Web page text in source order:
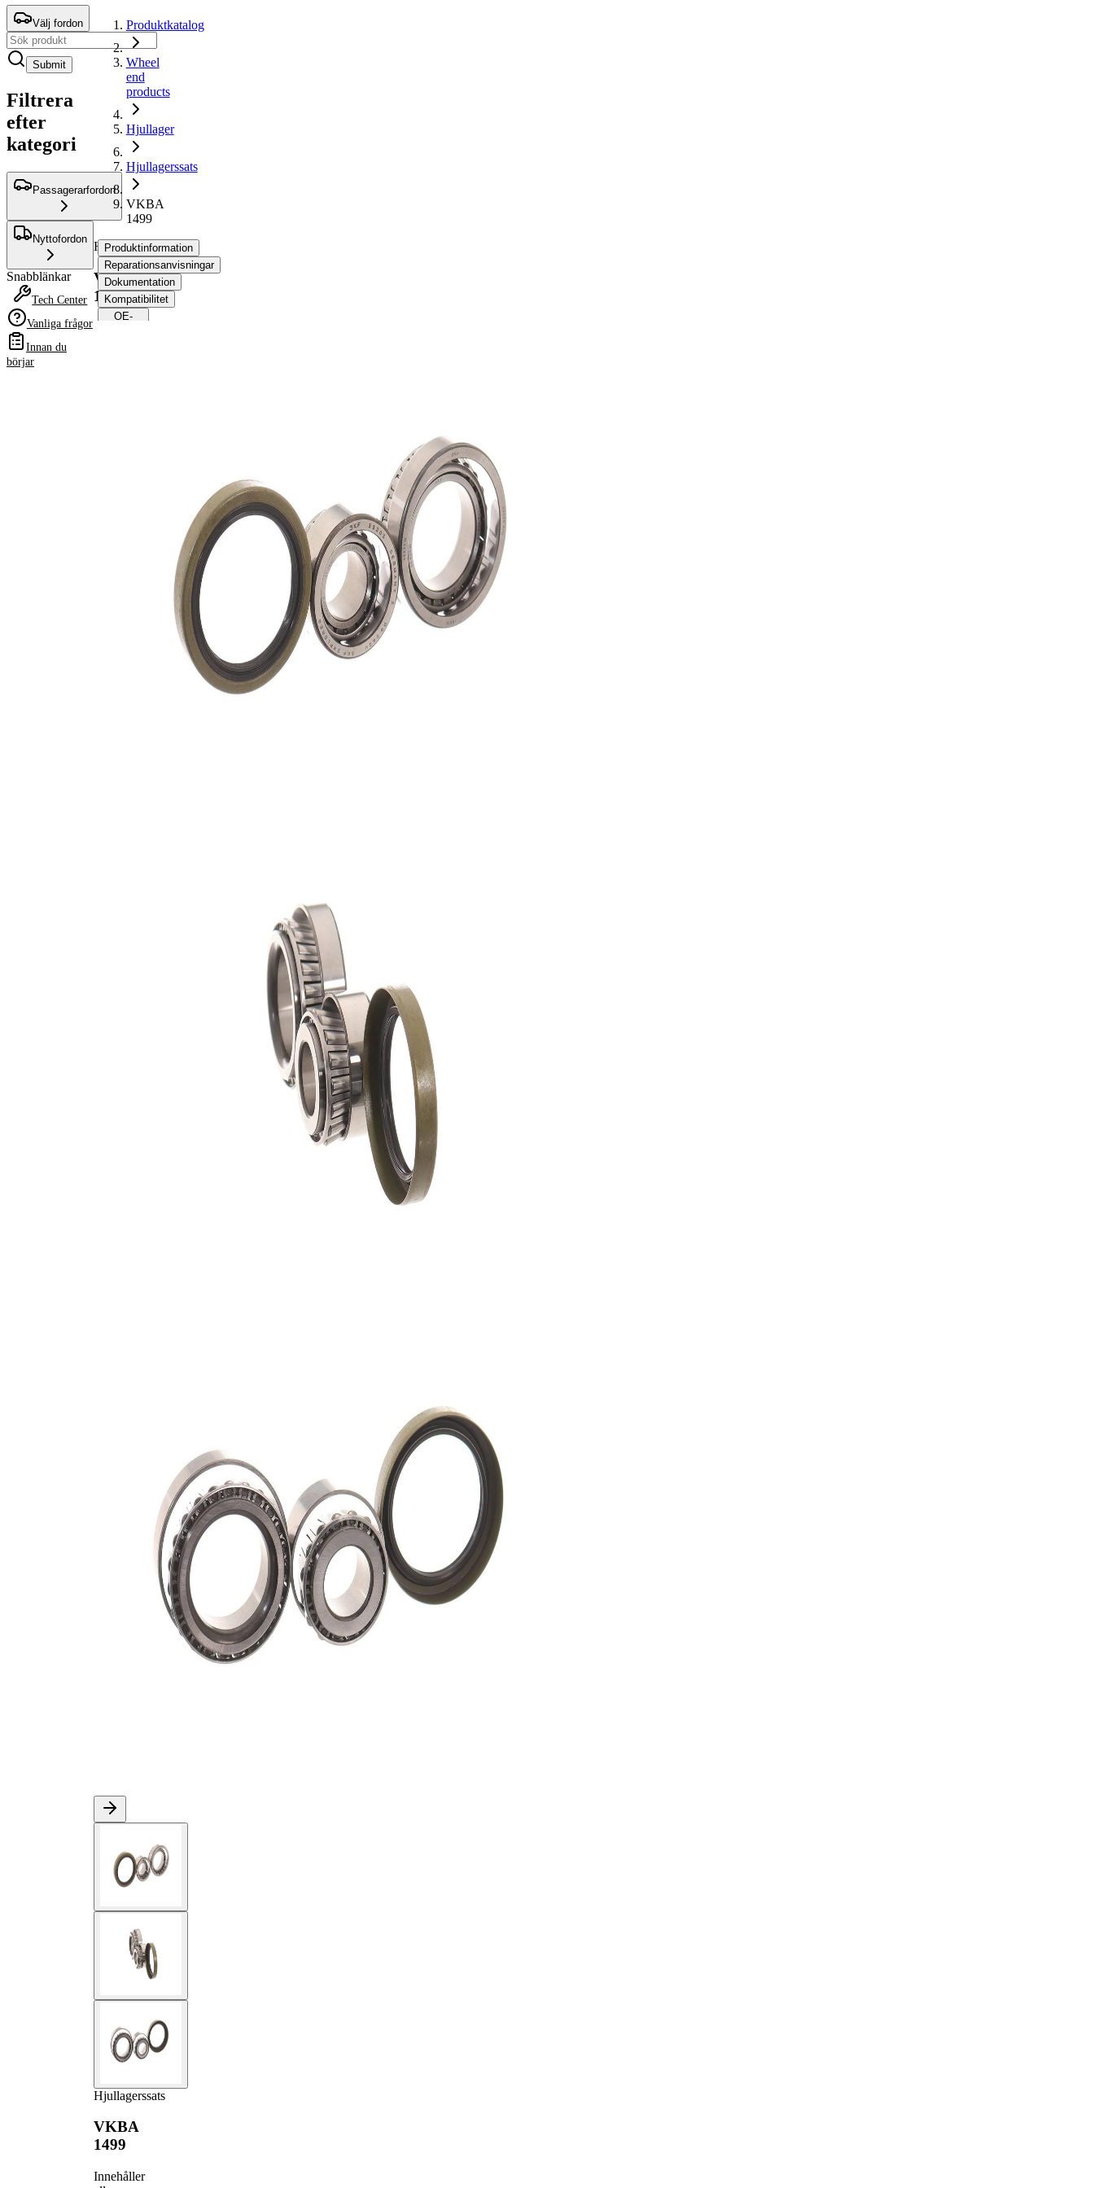
Välj fordon
Submit
Filtrera
efter
kategori
Passagerarfordon
Nyttofordon
Snabblänkar
Tech Center
Vanliga frågor
Innan du
börjar
Produktkatalog
Wheel
end
products
Hjullager
Hjullagerssats
VKBA
1499
Hjullagerssats
VKBA
1499
Hjullagerssats
VKBA
1499
Innehåller
Produktinformation
Reparationsanvisningar
Dokumentation
Kompatibilitet
OE-
68,0
mm
52,0
mm
Innerdiameter 1
40,0
mm
Innerdiameter 2
25,0
mm
Produktlista
Artikelnummer
Antal
SKF01289
1
SKF01327
1